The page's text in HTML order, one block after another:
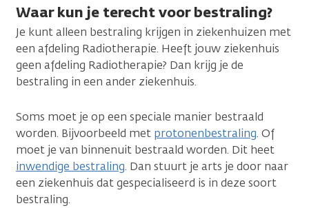
Waar kun je terecht voor bestraling?
Je kunt alleen bestraling krijgen in ziekenhuizen met
een afdeling Radiotherapie. Heeft jouw ziekenhuis
geen afdeling Radiotherapie? Dan krijg je de
bestraling in een ander ziekenhuis.
Soms moet je op een speciale manier bestraald
worden. Bijvoorbeeld met protonenbestraling. Of
moet je van binnenuit bestraald worden. Dit heet
inwendige bestraling. Dan stuurt je arts je door naar
een ziekenhuis dat gespecialiseerd is in deze soort
bestraling.